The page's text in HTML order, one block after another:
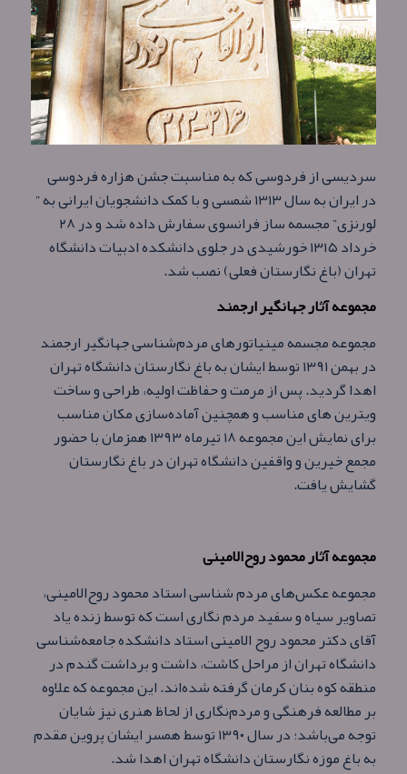
سردیسی از فردوسی که به مناسبت جشن هزاره فردوسی
در ایران به سال ۱۳۱۳ شمسی و با کمک دانشجویان ایرانی به ”
لورنزی” مجسمه ساز فرانسوی سفارش داده شد و در ۲۸
خرداد ۱۳۱۵ خورشیدی در جلوی دانشکده ادبیات دانشگاه
تهران (باغ نگارستان فعلی) نصب شد.
مجموعه آثار جهانگیر ارجمند
مجموعه مجسمه مینیاتورهای مردم‌شناسی جهانگیر ارجمند
در بهمن‌ ۱۳۹۱ توسط ایشان به باغ نگارستان دانشگاه تهران
اهدا گردید. پس از مرمت و حفاظت اولیه، طراحی و ساخت
ویترین های مناسب و همچنین آماده‌سازی مکان مناسب
برای نمایش این مجموعه ۱۸ تیرماه ۱۳۹۳ همزمان با حضور
مجمع خیرین و واقفین دانشگاه تهران در باغ نگارستان
گشایش یافت.
مجموعه آثار محمود روح‌الامینی
مجموعه عکس‌های مردم شناسی استاد محمود روح‌الامینی،
تصاویر سیاه و سفید مردم نگاری است که توسط زنده یاد
آقای دکتر محمود روح الامینی استاد دانشکده جامعه‌شناسی
دانشگاه تهران از مراحل کاشت، داشت و برداشت گندم در
منطقه کوه بنان کرمان گرفته شده‌اند. این مجموعه که علاوه
بر مطالعه فرهنگی و مردم‌نگاری از لحاظ هنری نیز شایان
توجه می‌باشد؛ در سال ۱۳۹۰ توسط همسر ایشان پروین مقدم
به باغ موزه نگارستان دانشگاه تهران اهدا شد.